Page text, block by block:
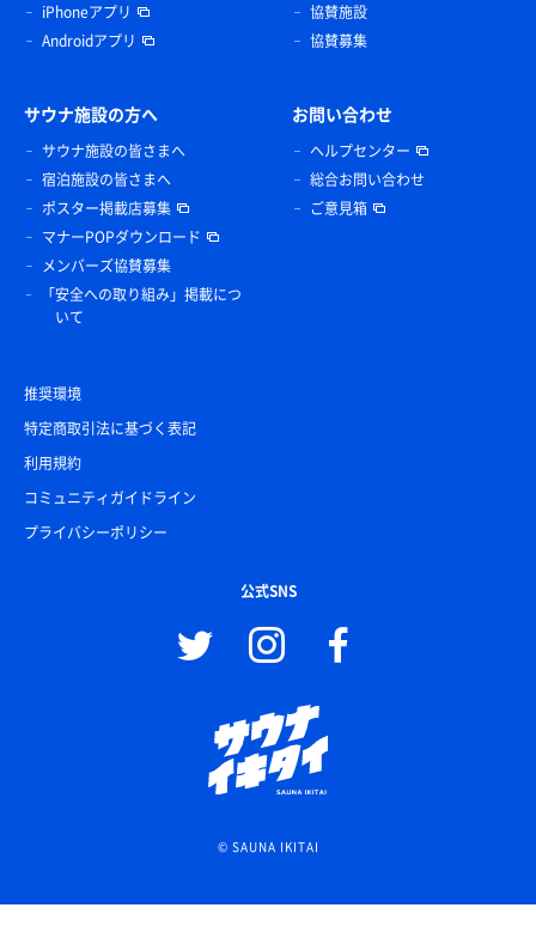
iPhoneアプリ
Androidアプリ
協賛施設
協賛募集
サウナ施設の方へ
サウナ施設の皆さまへ
宿泊施設の皆さまへ
ポスター掲載店募集
マナーPOPダウンロード
メンバーズ協賛募集
「安全への取り組み」掲載につ
いて
お問い合わせ
ヘルプセンター
総合お問い合わせ
ご意見箱
推奨環境
特定商取引法に基づく表記
利用規約
コミュニティガイドライン
プライバシーポリシー
公式SNS
© SAUNA IKITAI